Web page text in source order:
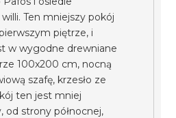
Ten mniejszy pokój
piętrze, i
w wygodne drewniane
100x200 cm, nocną
szafę, krzesło ze
ten jest mniej
od strony północnej,